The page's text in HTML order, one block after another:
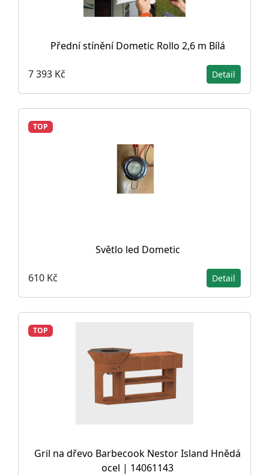
Přední stínění Dometic Rollo 2,6 m Bílá
7 393 Kč Detail
TOP
Světlo led Dometic
610 Kč Detail
TOP
Gril na dřevo Barbecook Nestor Island Hnědá
ocel | 14061143